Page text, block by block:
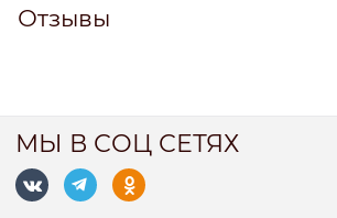
Отзывы
МЫ В СОЦ СЕТЯХ